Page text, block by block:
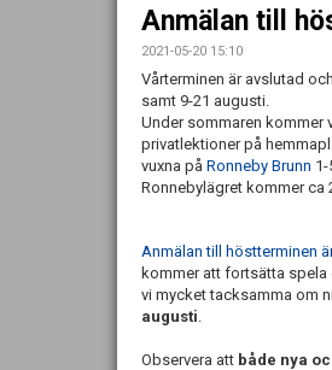
Anmälan till
2021-05-20 15:10
Vårterminen är avslutad
samt 9-21 augusti.
Under sommaren kommer
privatlektioner på
vuxna på Ronneby Brunn
Ronnebylägret kommer ca
Anmälan till höstterminen
kommer att fortsätta spela
vi mycket tacksamma om
augusti.
Observera att både nya